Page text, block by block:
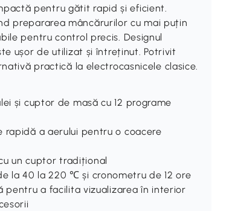
pentru gătit rapid și eficient.
prepararea mâncărurilor cu mai puțin
pentru control precis. Designul
ușor de utilizat și întreținut. Potrivit
practică la electrocasnicele clasice.
și cuptor de masă cu 12 programe
rapidă a aerului pentru o coacere
un cuptor tradițional
la 40 la 220 ℃ și cronometru de 12 ore
pentru a facilita vizualizarea în interior